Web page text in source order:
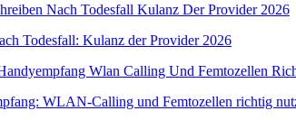
Todesfall: Kulanz der Provider 2026
WLAN-Calling und Femtozellen richtig